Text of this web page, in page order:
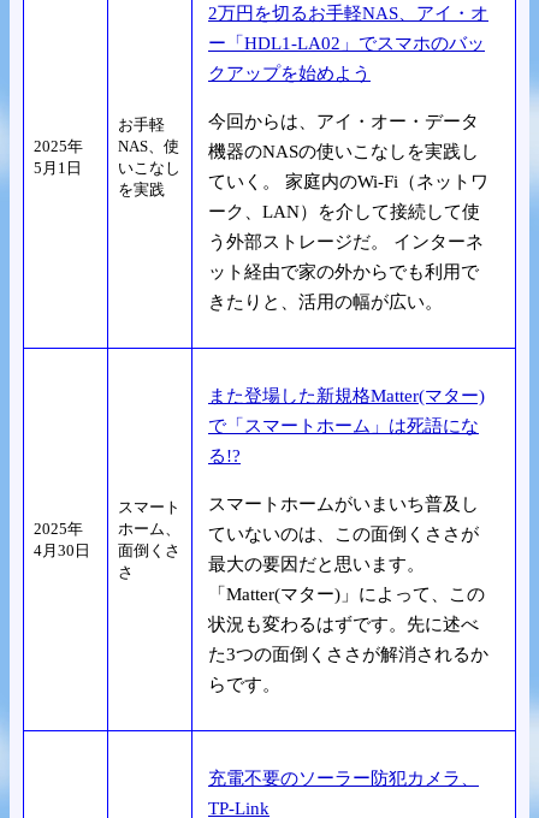
2025年
5月1日
お手軽
NAS、使
いこなし
を実践
2万円を切るお手軽NAS、アイ・オ
ー「HDL1-LA02」でスマホのバッ
クアップを始めよう
今回からは、アイ・オー・データ
機器のNASの使いこなしを実践し
ていく。 家庭内のWi-Fi（ネットワ
ーク、LAN）を介して接続して使
う外部ストレージだ。 インターネ
ット経由で家の外からでも利用で
きたりと、活用の幅が広い。
2025年
4月30日
スマート
ホーム、
面倒くさ
さ
また登場した新規格Matter(マター)
で「スマートホーム」は死語にな
る!?
スマートホームがいまいち普及し
ていないのは、この面倒くささが
最大の要因だと思います。
「Matter(マター)」によって、この
状況も変わるはずです。先に述べ
た3つの面倒くささが解消されるか
らです。
充電不要のソーラー防犯カメラ、
TP-Link